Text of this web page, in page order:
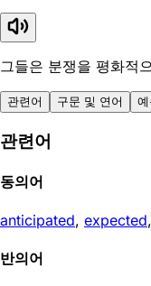
그들은 분쟁을 평화적
관련어 구문 및 연어 예
관련어
동의어
anticipated, expected,
반의어